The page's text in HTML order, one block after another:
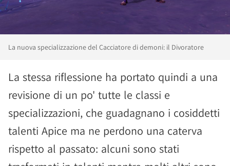
La nuova specializzazione del Cacciatore di demoni: il Divoratore
La stessa riflessione ha portato quindi a una
revisione di un po' tutte le classi e
specializzazioni, che guadagnano i cosiddetti
talenti Apice ma ne perdono una caterva
rispetto al passato: alcuni sono stati